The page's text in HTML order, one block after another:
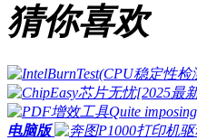
猜你喜欢
电脑版